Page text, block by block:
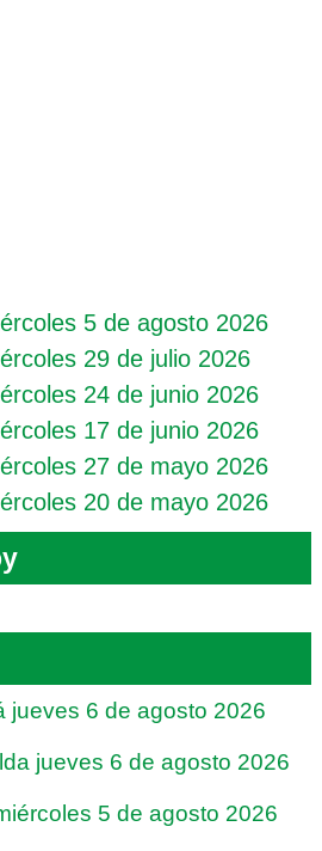
5 de agosto 2026
29 de julio 2026
24 de junio 2026
17 de junio 2026
27 de mayo 2026
20 de mayo 2026
jueves 6 de agosto 2026
jueves 6 de agosto 2026
5 de agosto 2026